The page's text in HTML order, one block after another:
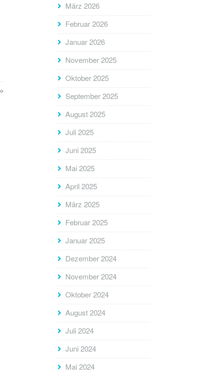
März 2026
Februar 2026
Januar 2026
November 2025
Oktober 2025
September 2025
August 2025
Juli 2025
Juni 2025
Mai 2025
April 2025
März 2025
Februar 2025
Januar 2025
Dezember 2024
November 2024
Oktober 2024
August 2024
Juli 2024
Juni 2024
Mai 2024